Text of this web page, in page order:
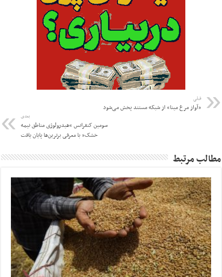
قبلی
«آواز مرغ مینا» از شبکه مستند پخش می‌شود
بعدی
سومین کنفرانس “هیدرولوژی مناطق نیمه
خشک” با معرفی برترین‌ها پایان یافت
مطالب مرتبط